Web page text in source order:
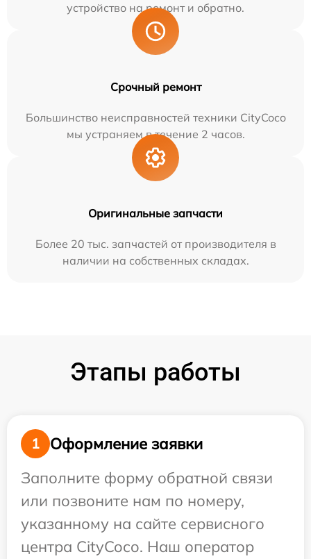
устройство на ремонт и обратно.
Срочный ремонт
Большинство неисправностей техники CityCoco
мы устраняем в течение 2 часов.
Оригинальные запчасти
Более 20 тыс. запчастей от производителя в
наличии на собственных складах.
Этапы работы
1
Оформление заявки
Заполните форму обратной связи
или позвоните нам по номеру,
указанному на сайте сервисного
центра CityCoco. Наш оператор